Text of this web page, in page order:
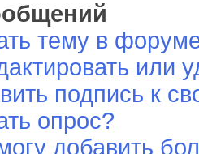
тему в
или
подпись к
опрос?
добавить